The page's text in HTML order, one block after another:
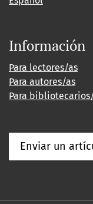
Información
Para lectores/as
Para autores/as
Para
Enviar un